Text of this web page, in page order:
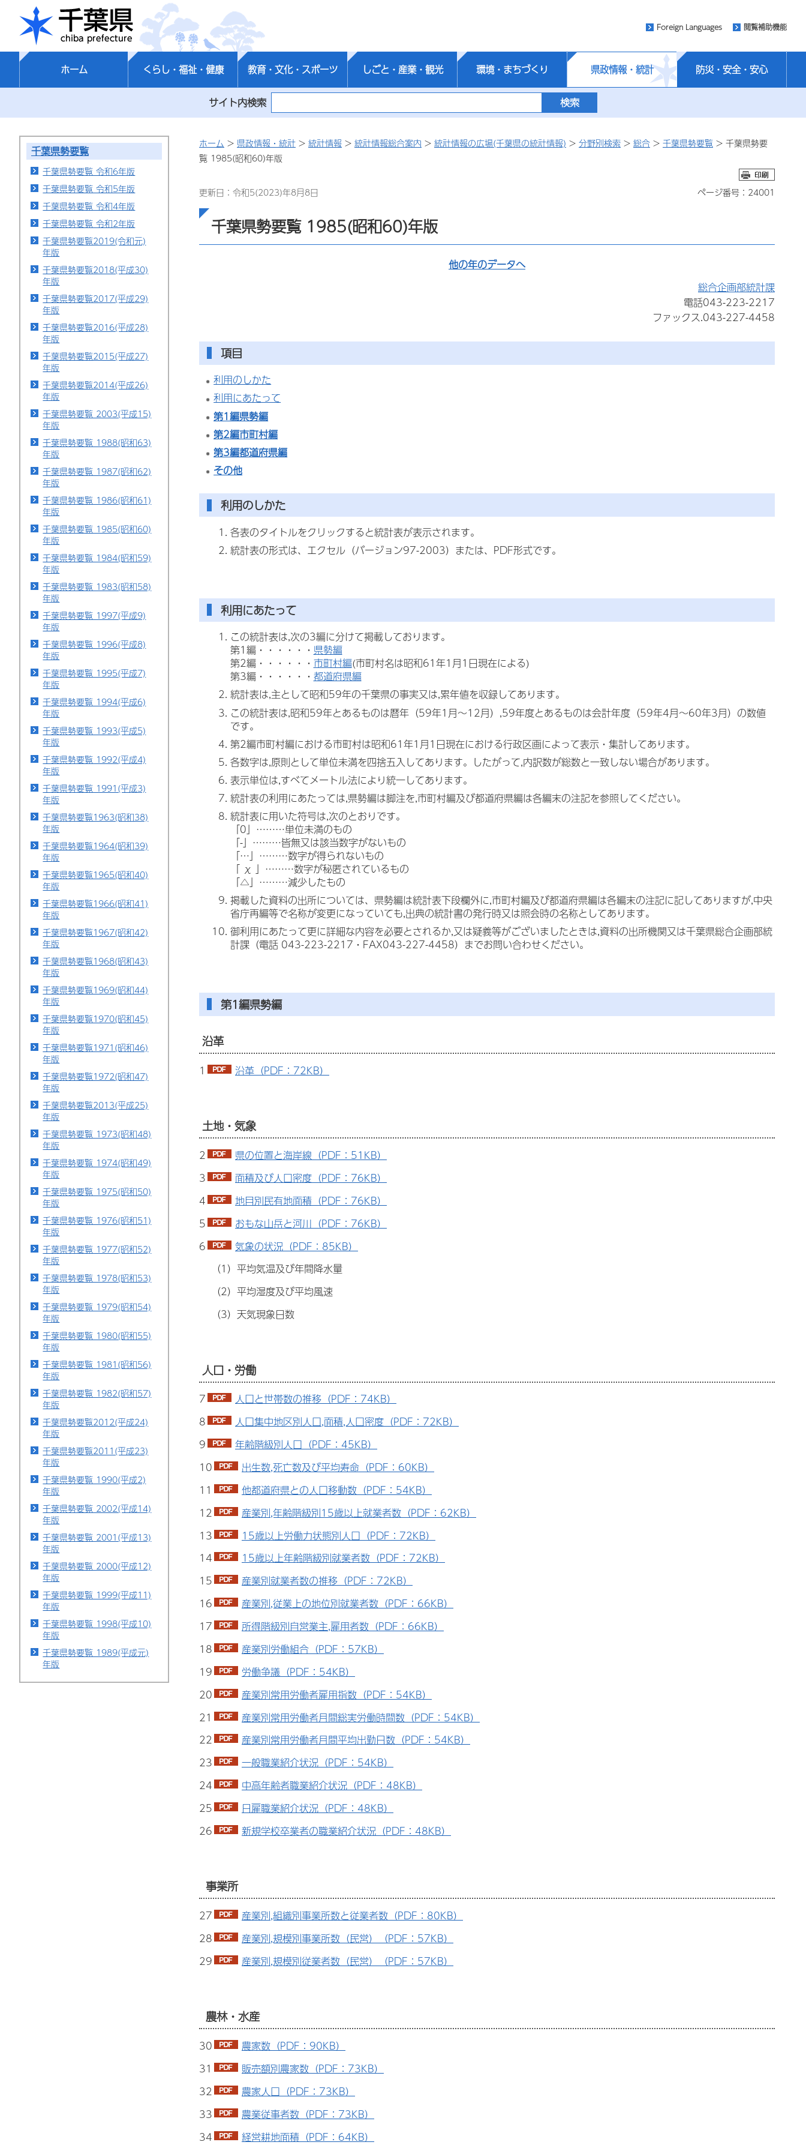
千葉県
Foreign Languages 閲覧補助機能
ホーム くらし・福祉・健康 教育・文化・スポーツ しごと・産業・観光 環境・まちづくり 県政情報・統計 防災・安全・安心
サイト内検索
千葉県勢要覧
千葉県勢要覧 令和6年版
千葉県勢要覧 令和5年版
千葉県勢要覧 令和4年版
千葉県勢要覧 令和2年版
千葉県勢要覧2019(令和元)
年版
千葉県勢要覧2018(平成30)
年版
千葉県勢要覧2017(平成29)
年版
千葉県勢要覧2016(平成28)
年版
千葉県勢要覧2015(平成27)
年版
千葉県勢要覧2014(平成26)
年版
千葉県勢要覧 2003(平成15)
年版
千葉県勢要覧 1988(昭和63)
年版
千葉県勢要覧 1987(昭和62)
年版
千葉県勢要覧 1986(昭和61)
年版
千葉県勢要覧 1985(昭和60)
年版
千葉県勢要覧 1984(昭和59)
年版
千葉県勢要覧 1983(昭和58)
年版
千葉県勢要覧 1997(平成9)
年版
千葉県勢要覧 1996(平成8)
年版
千葉県勢要覧 1995(平成7)
年版
千葉県勢要覧 1994(平成6)
年版
千葉県勢要覧 1993(平成5)
年版
千葉県勢要覧 1992(平成4)
年版
千葉県勢要覧 1991(平成3)
年版
千葉県勢要覧1963(昭和38)
年版
千葉県勢要覧1964(昭和39)
年版
千葉県勢要覧1965(昭和40)
年版
千葉県勢要覧1966(昭和41)
年版
千葉県勢要覧1967(昭和42)
年版
千葉県勢要覧1968(昭和43)
年版
千葉県勢要覧1969(昭和44)
年版
千葉県勢要覧1970(昭和45)
年版
千葉県勢要覧1971(昭和46)
年版
千葉県勢要覧1972(昭和47)
年版
千葉県勢要覧2013(平成25)
年版
千葉県勢要覧 1973(昭和48)
年版
千葉県勢要覧 1974(昭和49)
年版
千葉県勢要覧 1975(昭和50)
年版
千葉県勢要覧 1976(昭和51)
年版
千葉県勢要覧 1977(昭和52)
年版
千葉県勢要覧 1978(昭和53)
年版
千葉県勢要覧 1979(昭和54)
年版
千葉県勢要覧 1980(昭和55)
年版
千葉県勢要覧 1981(昭和56)
年版
千葉県勢要覧 1982(昭和57)
年版
千葉県勢要覧2012(平成24)
年版
千葉県勢要覧2011(平成23)
年版
千葉県勢要覧 1990(平成2)
年版
千葉県勢要覧 2002(平成14)
年版
千葉県勢要覧 2001(平成13)
年版
千葉県勢要覧 2000(平成12)
年版
千葉県勢要覧 1999(平成11)
年版
千葉県勢要覧 1998(平成10)
年版
千葉県勢要覧 1989(平成元)
年版
ホーム > 県政情報・統計 > 統計情報 > 統計情報総合案内 > 統計情報の広場(千葉県の統計情報) > 分野別検索 > 総合 > 千葉県勢要覧 > 千葉県勢要
覧 1985(昭和60)年版
更新日：令和5(2023)年8月8日 ページ番号：24001
千葉県勢要覧 1985(昭和60)年版
他の年のデータへ
総合企画部統計課
電話043-223-2217
ファックス.043-227-4458
項目
利用のしかた
利用にあたって
第1編県勢編
第2編市町村編
第3編都道府県編
その他
利用のしかた
各表のタイトルをクリックすると統計表が表示されます。
統計表の形式は、エクセル（バージョン97-2003）または、PDF形式です。
利用にあたって
この統計表は,次の3編に分けて掲載しております。
第1編・・・・・・ 県勢編
第2編・・・・・・ 市町村編(市町村名は昭和61年1月1日現在による)
第3編・・・・・・ 都道府県編
統計表は,主として昭和59年の千葉県の事実又は,累年値を収録してあります。
この統計表は,昭和59年とあるものは暦年（59年1月～12月）,59年度とあるものは会計年度（59年4月～60年3月）の数値
です。
第2編市町村編における市町村は昭和61年1月1日現在における行政区画によって表示・集計してあります。
各数字は,原則として単位未満を四捨五入してあります。したがって,内訳数が総数と一致しない場合があります。
表示単位は,すべてメートル法により統一してあります。
統計表の利用にあたっては,県勢編は脚注を,市町村編及び都道府県編は各編末の注記を参照してください。
統計表に用いた符号は,次のとおりです。
「0」………単位未満のもの
「-」………皆無又は該当数字がないもの
「…」………数字が得られないもの
「 χ 」………数字が秘匿されているもの
「△」………減少したもの
掲載した資料の出所については、県勢編は統計表下段欄外に,市町村編及び都道府県編は各編末の注記に記してありますが,中央
省庁再編等で名称が変更になっていても,出典の統計書の発行時又は照会時の名称としてあります。
御利用にあたって更に詳細な内容を必要とされるか,又は疑義等がございましたときは,資料の出所機関又は千葉県総合企画部統
計課（電話 043-223-2217・FAX043-227-4458）までお問い合わせください。
第1編県勢編
沿革
1 沿革（PDF：72KB）
土地・気象
2
県の位置と海岸線（PDF：51KB）
3
面積及び人口密度（PDF：76KB）
4
地目別民有地面積（PDF：76KB）
5
おもな山岳と河川（PDF：76KB）
6
気象の状況（PDF：85KB）
（1）平均気温及び年間降水量
（2）平均湿度及び平均風速
（3）天気現象日数
人口・労働
7
人口と世帯数の推移（PDF：74KB）
8
人口集中地区別人口,面積,人口密度（PDF：72KB）
9
年齢階級別人口（PDF：45KB）
10
出生数,死亡数及び平均寿命（PDF：60KB）
11
他都道府県との人口移動数（PDF：54KB）
12
産業別,年齢階級別15歳以上就業者数（PDF：62KB）
13
15歳以上労働力状態別人口（PDF：72KB）
14
15歳以上年齢階級別就業者数（PDF：72KB）
15
産業別就業者数の推移（PDF：72KB）
16
産業別,従業上の地位別就業者数（PDF：66KB）
17
所得階級別自営業主,雇用者数（PDF：66KB）
18
産業別労働組合（PDF：57KB）
19
労働争議（PDF：54KB）
20
産業別常用労働者雇用指数（PDF：54KB）
21
産業別常用労働者月間総実労働時間数（PDF：54KB）
22
産業別常用労働者月間平均出勤日数（PDF：54KB）
23
一般職業紹介状況（PDF：54KB）
24
中高年齢者職業紹介状況（PDF：48KB）
25
日雇職業紹介状況（PDF：48KB）
26
新規学校卒業者の職業紹介状況（PDF：48KB）
事業所
27
産業別,組織別事業所数と従業者数（PDF：80KB）
28
産業別,規模別事業所数（民営）（PDF：57KB）
29
産業別,規模別従業者数（民営）（PDF：57KB）
農林・水産
30
農家数（PDF：90KB）
31
販売額別農家数（PDF：73KB）
32
農家人口（PDF：73KB）
33
農業従事者数（PDF：73KB）
34
経営耕地面積（PDF：64KB）